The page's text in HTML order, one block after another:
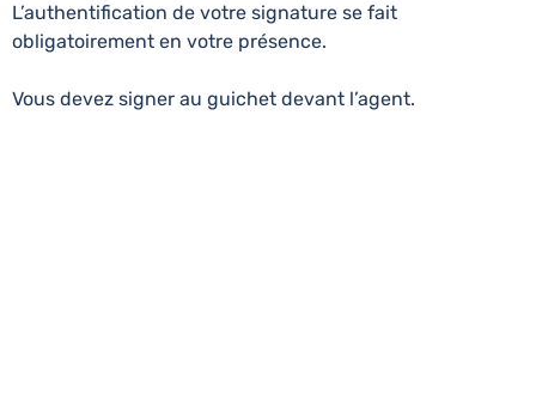
L’authentification de votre signature se fait
obligatoirement en votre présence.
Vous devez signer au guichet devant l’agent.